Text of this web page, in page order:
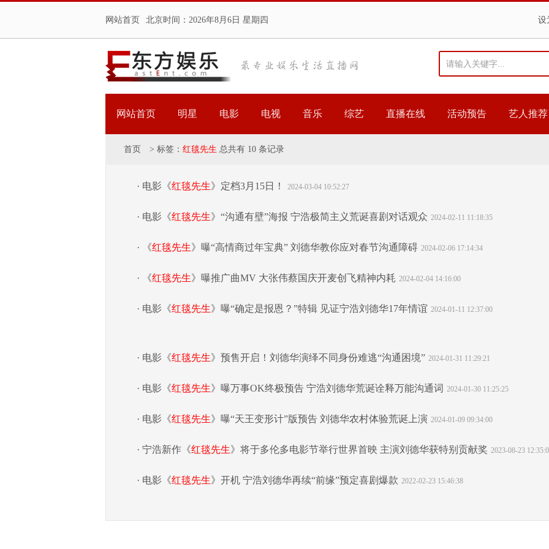
网站首页 北京时间： 2026年8月6日 星期四 设
网站首页 明星 电影 电视 音乐 综艺 直播在线 活动预告 艺人推荐
首页 > 标签： 红毯先生 总共有 10 条记录
· 电影《红毯先生》定档3月15日！ 2024-03-04 10:52:27
· 电影《红毯先生》“沟通有壁”海报 宁浩极简主义荒诞喜剧对话观众 2024-02-11 11:18:35
· 《红毯先生》曝“高情商过年宝典” 刘德华教你应对春节沟通障碍 2024-02-06 17:14:34
· 《红毯先生》曝推广曲MV 大张伟蔡国庆开麦创飞精神内耗 2024-02-04 14:16:00
· 电影《红毯先生》曝“确定是报恩？”特辑 见证宁浩刘德华17年情谊 2024-01-11 12:37:00
· 电影《红毯先生》预售开启！刘德华演绎不同身份难逃“沟通困境” 2024-01-31 11:29:21
· 电影《红毯先生》曝万事OK终极预告 宁浩刘德华荒诞诠释万能沟通词 2024-01-30 11:25:25
· 电影《红毯先生》曝“天王变形计”版预告 刘德华农村体验荒诞上演 2024-01-09 09:34:00
· 宁浩新作《红毯先生》将于多伦多电影节举行世界首映 主演刘德华获特别贡献奖 2023-08-23
· 电影《红毯先生》开机 宁浩刘德华再续“前缘”预定喜剧爆款 2022-02-23 15:46:38